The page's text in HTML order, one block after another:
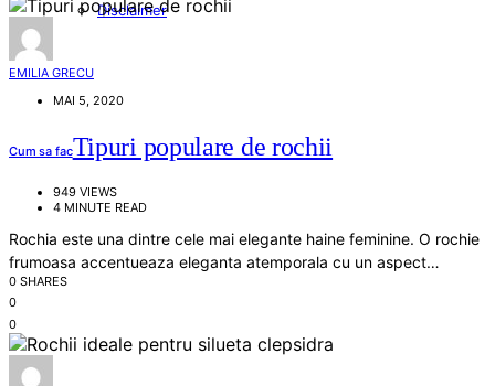
Disclaimer
EMILIA GRECU
MAI 5, 2020
Cum sa facTipuri populare de rochii
949 VIEWS
4 MINUTE READ
Rochia este una dintre cele mai elegante haine feminine. O rochie
frumoasa accentueaza eleganta atemporala cu un aspect…
0 SHARES
0
0